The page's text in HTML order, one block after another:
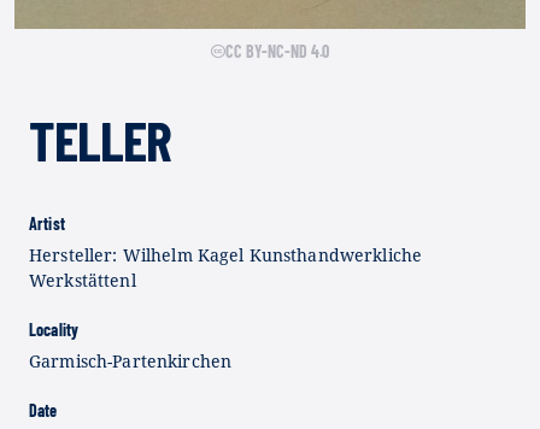
CC BY-NC-ND 4.0
TELLER
Artist
Hersteller: Wilhelm Kagel Kunsthandwerkliche
Werkstättenl
Locality
Garmisch-Partenkirchen
Date